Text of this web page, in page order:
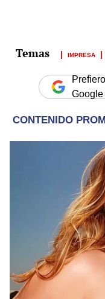
IMPRESA
Google